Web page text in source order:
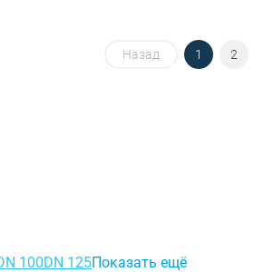
Назад 1 2
100DN 125Показать ещё